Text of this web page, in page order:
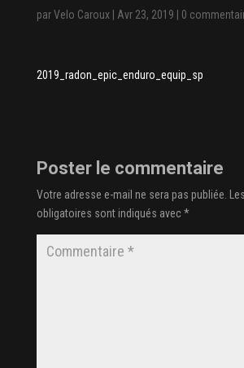
parVelo Caroux| Avr 23, 2019 0
2019_radon_epic_enduro_equip_sp
Poster le commentaire
Votre adresse e-mail ne sera pas publiée.
obligatoires sont indiqués avec*